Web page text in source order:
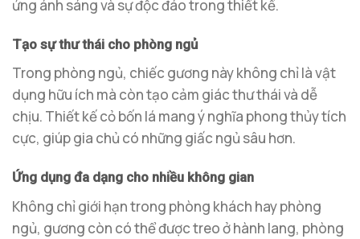
ứng ánh sáng và sự độc đáo trong thiết kế.
Tạo sự thư thái cho phòng ngủ
Trong phòng ngủ, chiếc gương này không chỉ là vật
dụng hữu ích mà còn tạo cảm giác thư thái và dễ
chịu. Thiết kế cỏ bốn lá mang ý nghĩa phong thủy tích
cực, giúp gia chủ có những giấc ngủ sâu hơn.
Ứng dụng đa dạng cho nhiều không gian
Không chỉ giới hạn trong phòng khách hay phòng
ngủ, gương còn có thể được treo ở hành lang, phòng